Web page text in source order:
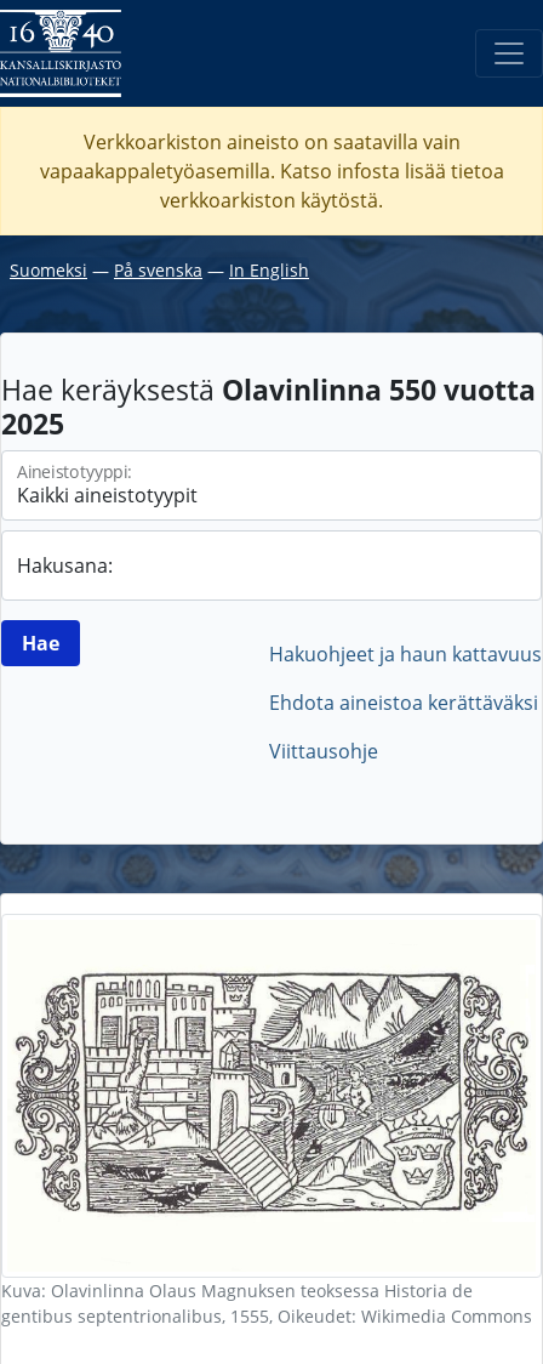
Verkkoarkiston aineisto on saatavilla vain
vapaakappaletyöasemilla. Katso infosta lisää tietoa
verkkoarkiston käytöstä.
Suomeksi ― På svenska ― In English
Hae keräyksestä Olavinlinna 550 vuotta
2025
Aineistotyyppi:
Hakusana:
Hakuohjeet ja haun kattavuus
Ehdota aineistoa kerättäväksi
Viittausohje
Kuva: Olavinlinna Olaus Magnuksen teoksessa Historia de
gentibus septentrionalibus, 1555, Oikeudet: Wikimedia Commons